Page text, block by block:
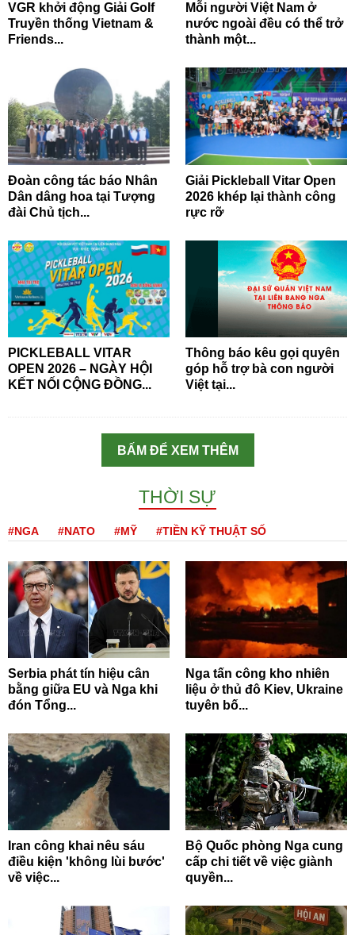
VGR khởi động Giải Golf
Truyền thống Vietnam &
Friends...
Mỗi người Việt Nam ở
nước ngoài đều có thể trở
thành một...
Đoàn công tác báo Nhân
Dân dâng hoa tại Tượng
đài Chủ tịch...
Giải Pickleball Vitar Open
2026 khép lại thành công
rực rỡ
PICKLEBALL VITAR
OPEN 2026 – NGÀY HỘI
KẾT NỐI CỘNG ĐỒNG...
Thông báo kêu gọi quyên
góp hỗ trợ bà con người
Việt tại...
BẤM ĐỂ XEM THÊM
THỜI SỰ
#NGA #NATO #MỸ #TIỀN KỸ THUẬT SỐ
Serbia phát tín hiệu cân
bằng giữa EU và Nga khi
đón Tổng...
Nga tấn công kho nhiên
liệu ở thủ đô Kiev, Ukraine
tuyên bố...
Iran công khai nêu sáu
điều kiện 'không lùi bước'
về việc...
Bộ Quốc phòng Nga cung
cấp chi tiết về việc giành
quyền...